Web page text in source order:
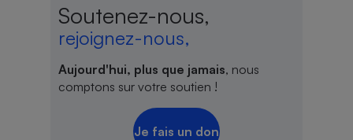
Soutenez-nous,
rejoignez-nous,
Aujourd'hui, plus que jamais, nous
comptons sur votre soutien !
Je fais un don